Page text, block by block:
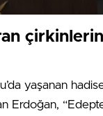
yaşanan
Erdoğan,